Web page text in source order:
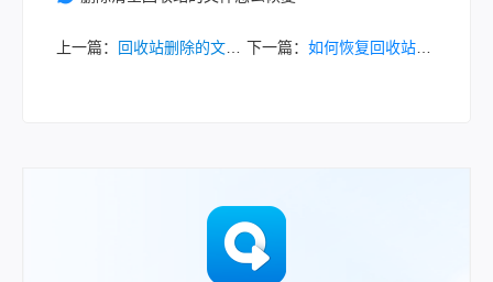
上一篇： 回收站删除的文件怎么恢复？这6个方法快速找回! 下一篇： 如何恢复回收站中被删除的文件？这7个方法可以找回文件！